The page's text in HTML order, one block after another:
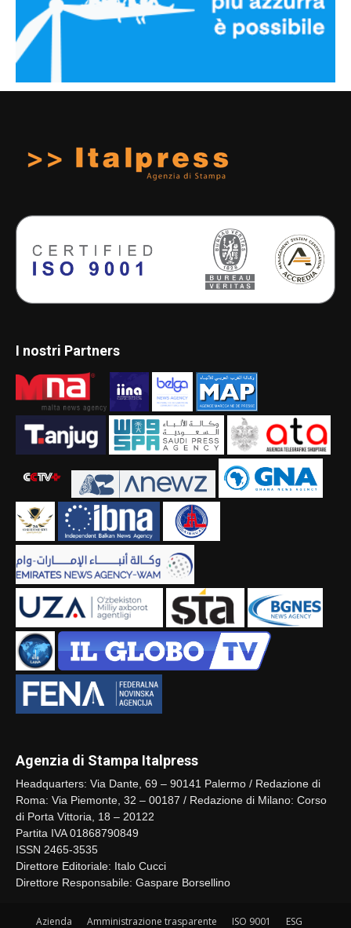
I nostri Partners
Agenzia di Stampa Italpress
Headquarters: Via Dante, 69 – 90141 Palermo / Redazione di
Roma: Via Piemonte, 32 – 00187 / Redazione di Milano: Corso
di Porta Vittoria, 18 – 20122
Partita IVA 01868790849
ISSN 2465-3535
Direttore Editoriale: Italo Cucci
Direttore Responsabile: Gaspare Borsellino
Azienda Amministrazione trasparente ISO 9001 ESG